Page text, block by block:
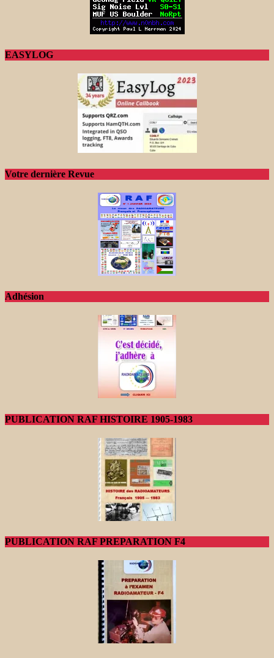
EASYLOG
Votre dernière Revue
Adhésion
PUBLICATION RAF HISTOIRE 1905-1983
PUBLICATION RAF PREPARATION F4